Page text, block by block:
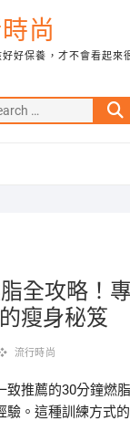
尚
好保養，才不會看起來
Search
…
全攻略！
瘦身秘笈
流行時尚
致推薦的30分鐘燃
驗。這種訓練方式